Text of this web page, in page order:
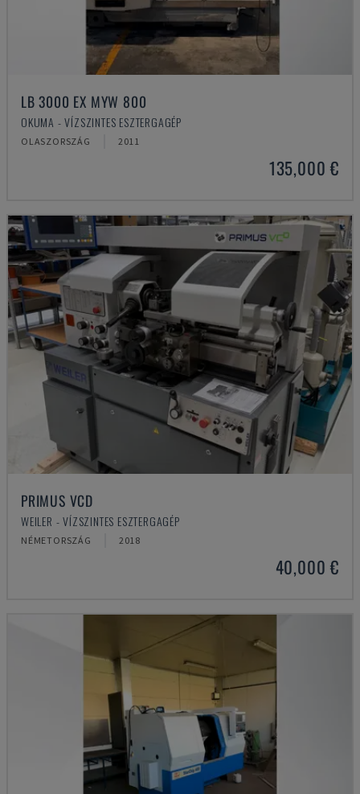
LB 3000 EX MYW 800
OKUMA - VÍZSZINTES ESZTERGAGÉP
OLASZORSZÁG 2011
135,000 €
PRIMUS VCD
WEILER - VÍZSZINTES ESZTERGAGÉP
NÉMETORSZÁG 2018
40,000 €